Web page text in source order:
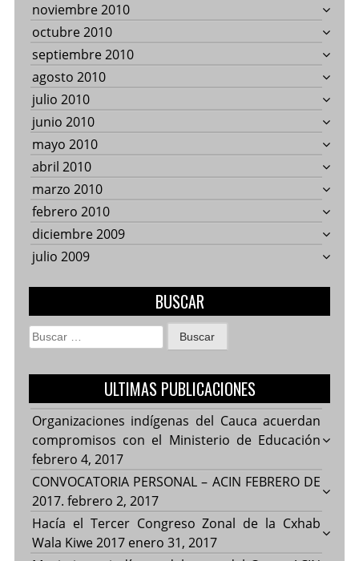
noviembre 2010
octubre 2010
septiembre 2010
agosto 2010
julio 2010
junio 2010
mayo 2010
abril 2010
marzo 2010
febrero 2010
diciembre 2009
julio 2009
BUSCAR
Buscar:
ULTIMAS PUBLICACIONES
Organizaciones indígenas del Cauca acuerdan
compromisos con el Ministerio de Educación
febrero 4, 2017
CONVOCATORIA PERSONAL – ACIN FEBRERO DE
2017. febrero 2, 2017
Hacía el Tercer Congreso Zonal de la Cxhab
Wala Kiwe 2017 enero 31, 2017